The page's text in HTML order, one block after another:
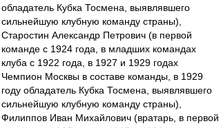
обладатель Кубка Тосмена, выявлявшего
сильнейшую клубную команду страны),
Старостин Александр Петрович (в первой
команде с 1924 года, в младших командах
клуба с 1922 года, в 1927 и 1929 годах
Чемпион Москвы в составе команды, в 1929
году обладатель Кубка Тосмена, выявлявшего
сильнейшую клубную команду страны),
Филиппов Иван Михайлович (вратарь, в первой